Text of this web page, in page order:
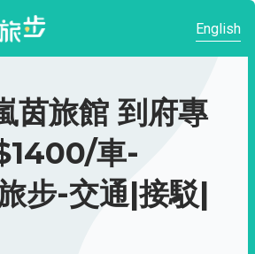
English
茵旅館 到府專
車-
步-交通|接駁|